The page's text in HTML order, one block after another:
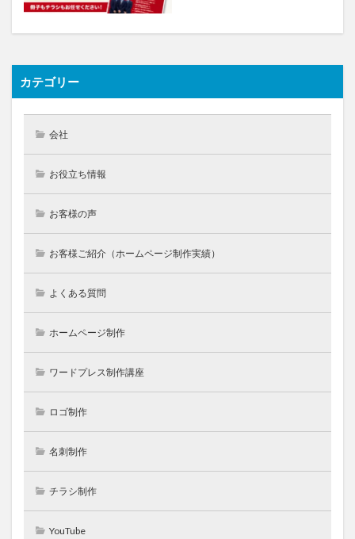
カテゴリー
会社
お役立ち情報
お客様の声
お客様ご紹介（ホームページ制作実績）
よくある質問
ホームページ制作
ワードプレス制作講座
ロゴ制作
名刺制作
チラシ制作
YouTube